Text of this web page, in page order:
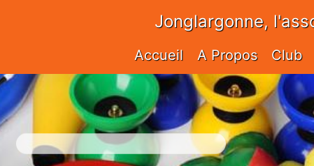
Jonglargonne,
Accueil A Propos Club